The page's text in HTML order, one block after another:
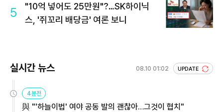
5
"10억 넣어도 25만원"?…SK하이닉
스, '쥐꼬리 배당금' 여론 보니
실시간 뉴스 08.10 01:02 UPDATE
4분전
與 "'하늘이법' 여야 공동 발의 괜찮아…그것이 협치"